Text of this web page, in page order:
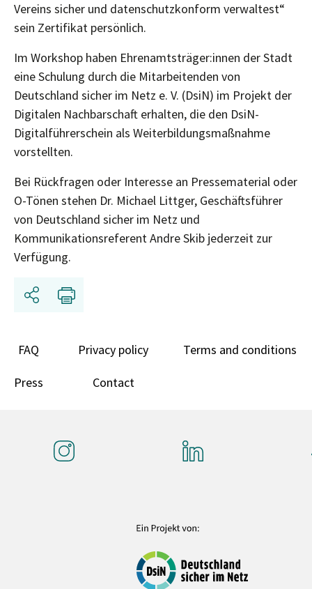
Vereins sicher und datenschutzkonform verwaltest“
sein Zertifikat persönlich.
Im Workshop haben Ehrenamtsträger:innen der Stadt
eine Schulung durch die Mitarbeitenden von
Deutschland sicher im Netz e. V. (DsiN) im Projekt der
Digitalen Nachbarschaft erhalten, die den DsiN-
Digitalführerschein als Weiterbildungsmaßnahme
vorstellten.
Bei Rückfragen oder Interesse an Pressematerial oder
O-Tönen stehen Dr. Michael Littger, Geschäftsführer
von Deutschland sicher im Netz und
Kommunikationsreferent Andre Skib jederzeit zur
Verfügung.
Share
FAQ Privacy policy Terms and conditions
Press Contact